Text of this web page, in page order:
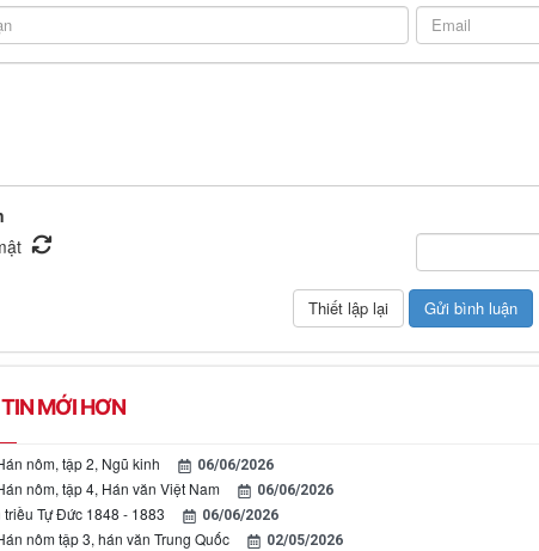
MỚI HƠN
nôm, tập 2, Ngũ kinh 06/06/2026
nôm, tập 4, Hán văn Việt Nam 06/06/2026
Tự Đức 1848 - 1883 06/06/2026
nôm tập 3, hán văn Trung Quốc 02/05/2026